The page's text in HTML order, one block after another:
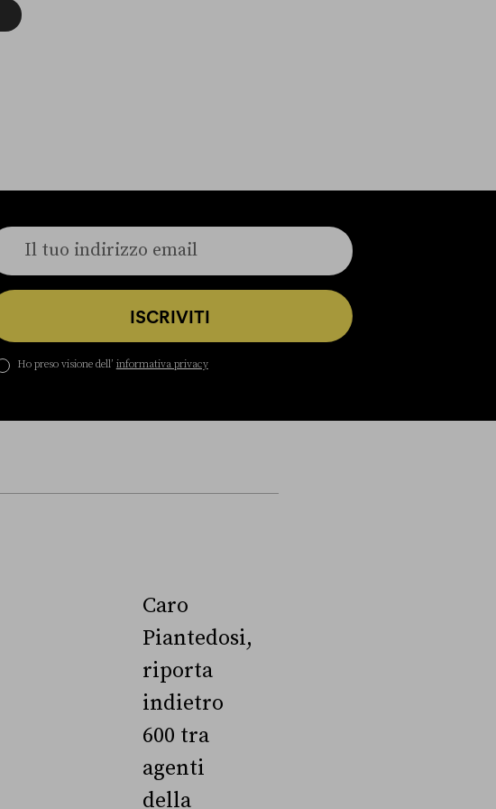
ISCRIVITI
Ho preso visione dell’ informativa privacy
Caro
Piantedosi,
riporta
indietro
600 tra
agenti
della